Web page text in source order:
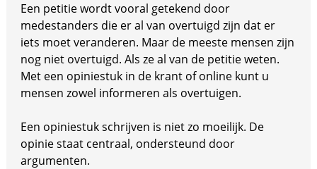
Een petitie wordt vooral getekend door
medestanders die er al van overtuigd zijn dat er
iets moet veranderen. Maar de meeste mensen zijn
nog niet overtuigd. Als ze al van de petitie weten.
Met een opiniestuk in de krant of online kunt u
mensen zowel informeren als overtuigen.
Een opiniestuk schrijven is niet zo moeilijk. De
opinie staat centraal, ondersteund door
argumenten.